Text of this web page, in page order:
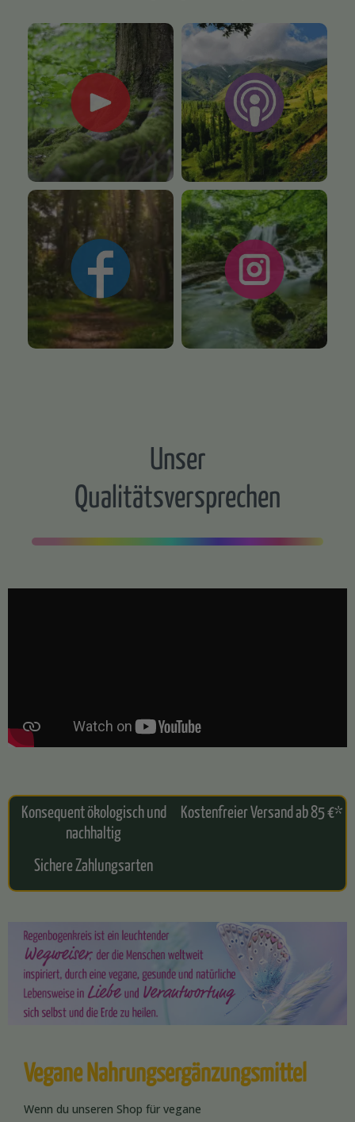
Konsequent ökologisch und
nachhaltig
Kostenfreier Versand ab 85 €*
Sichere Zahlungsarten
Vegane Nahrungsergänzungsmittel
Wenn du unseren Shop für vegane
Unser
Qualitätsversprechen